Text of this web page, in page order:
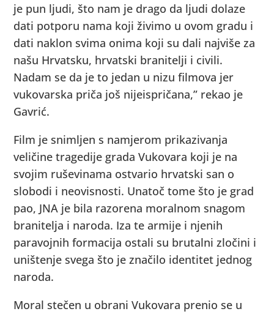
je pun ljudi, što nam je drago da ljudi dolaze
dati potporu nama koji živimo u ovom gradu i
dati naklon svima onima koji su dali najviše za
našu Hrvatsku, hrvatski branitelji i civili.
Nadam se da je to jedan u nizu filmova jer
vukovarska priča još nijeispričana,” rekao je
Gavrić.
Film je snimljen s namjerom prikazivanja
veličine tragedije grada Vukovara koji je na
svojim ruševinama ostvario hrvatski san o
slobodi i neovisnosti. Unatoč tome što je grad
pao, JNA je bila razorena moralnom snagom
branitelja i naroda. Iza te armije i njenih
paravojnih formacija ostali su brutalni zločini i
uništenje svega što je značilo identitet jednog
naroda.
Moral stečen u obrani Vukovara prenio se u